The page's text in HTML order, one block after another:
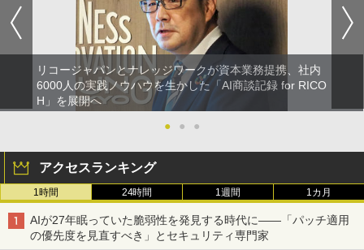
リコージャパンとナレッジワークが資本業務提携、社内
6000人の実践ノウハウを生かした「AI商談記録 for RICO
H」を展開へ
●
● ●
アクセスランキング
1時間 24時間 1週間 1カ月
AIが27年眠っていた脆弱性を発見する時代に――「パッチ適用
の優先度を見直すべき」とセキュリティ専門家